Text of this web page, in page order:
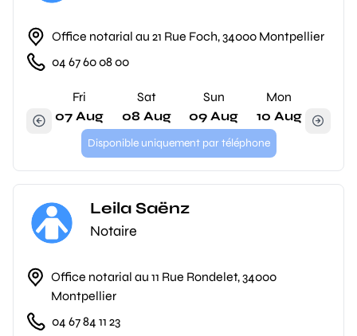
Office notarial au 21 Rue Foch, 34000 Montpellier
04 67 60 08 00
Fri
07 Aug
Sat
08 Aug
Sun
09 Aug
Mon
10 Aug
Disponible uniquement par téléphone
Leila Saënz
Notaire
Office notarial au 11 Rue Rondelet, 34000
Montpellier
04 67 84 11 23